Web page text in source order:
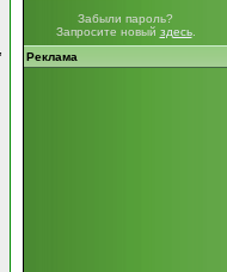
Забыли пароль?
Запросите новый здесь.
Реклама